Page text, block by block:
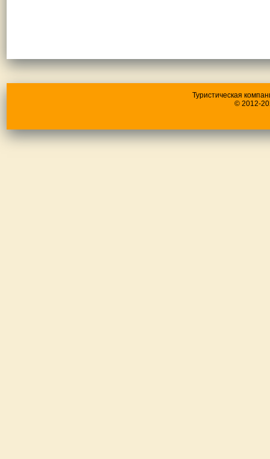
Туристическая
© 2012-